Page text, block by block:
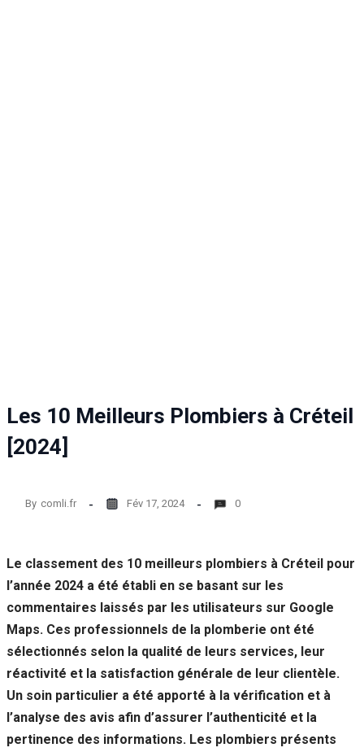
Les 10 Meilleurs Plombiers à Créteil
[2024]
By comli.fr Fév 17, 2024 0
Le classement des 10 meilleurs plombiers à Créteil pour
l’année 2024 a été établi en se basant sur les
commentaires laissés par les utilisateurs sur Google
Maps. Ces professionnels de la plomberie ont été
sélectionnés selon la qualité de leurs services, leur
réactivité et la satisfaction générale de leur clientèle.
Un soin particulier a été apporté à la vérification et à
l’analyse des avis afin d’assurer l’authenticité et la
pertinence des informations. Les plombiers présents
de la façon
dont le site
Web est
utilisé.
Experience
aussi bien que
possible lors
de votre visite.
Si vous
refusez ces
cookies,
fonctionnalités
disparaîtront
du site Web.